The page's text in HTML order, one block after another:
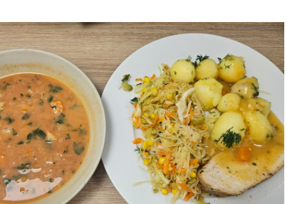
31-07-2026 obiad

2026-08-06
31-07-2026
śniadanie
2026-08-06
30-07-2026 obiad
 2026-08-06